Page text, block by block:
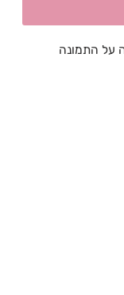
על התמונה